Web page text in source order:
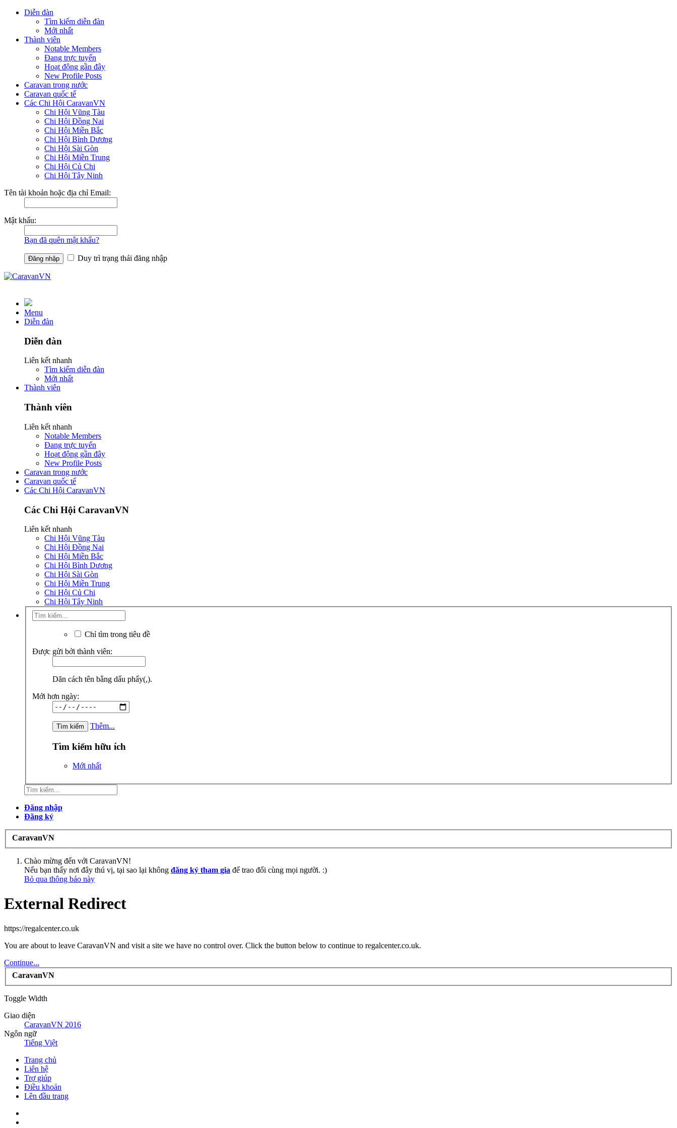
Diễn đàn
Tìm kiếm diễn đàn
Mới nhất
Thành viên
Notable Members
Đang trực tuyến
Hoạt động gần đây
New Profile Posts
Caravan trong nước
Caravan quốc tế
Các Chi Hội CaravanVN
Chi Hội Vũng Tàu
Chi Hội Đồng Nai
Chi Hội Miền Bắc
Chi Hội Bình Dương
Chi Hội Sài Gòn
Chi Hội Miền Trung
Chi Hội Củ Chi
Chi Hội Tây Ninh
Tên tài khoản hoặc địa chỉ Email:
Mật khẩu:
Bạn đã quên mật khẩu?
Duy trì trạng thái đăng nhập
Menu
Diễn đàn
Diễn đàn
Liên kết nhanh
Tìm kiếm diễn đàn
Mới nhất
Thành viên
Thành viên
Liên kết nhanh
Notable Members
Đang trực tuyến
Hoạt động gần đây
New Profile Posts
Caravan trong nước
Caravan quốc tế
Các Chi Hội CaravanVN
Các Chi Hội CaravanVN
Liên kết nhanh
Chi Hội Vũng Tàu
Chi Hội Đồng Nai
Chi Hội Miền Bắc
Chi Hội Bình Dương
Chi Hội Sài Gòn
Chi Hội Miền Trung
Chi Hội Củ Chi
Chi Hội Tây Ninh
Chỉ tìm trong tiêu đề
Được gửi bởi thành viên:
Dãn cách tên bằng dấu phẩy(,).
Mới hơn ngày:
Thêm...
Tìm kiếm hữu ích
Mới nhất
Đăng nhập
Đăng ký
CaravanVN
Chào mừng đến với CaravanVN!
Nếu bạn thấy nơi đây thú vị, tại sao lại không đăng ký tham gia để trao đổi cùng mọi người. :)
Bỏ qua thông báo này
External Redirect
https://regalcenter.co.uk
You are about to leave CaravanVN and visit a site we have no control over. Click the button below to continue to regalcenter.co.uk.
Continue...
CaravanVN
Toggle Width
Giao diện
CaravanVN 2016
Ngôn ngữ
Tiếng Việt
Trang chủ
Liên hệ
Trợ giúp
Điều khoản
Lên đầu trang